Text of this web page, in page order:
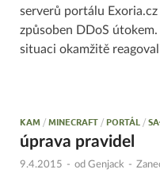
serverů portálu Exoria.cz
způsoben DDoS
situaci okamžitě
KAM/MINECRAFT/PORTÁL/
úprava pravidel
9.4.2015 - od Genjack -